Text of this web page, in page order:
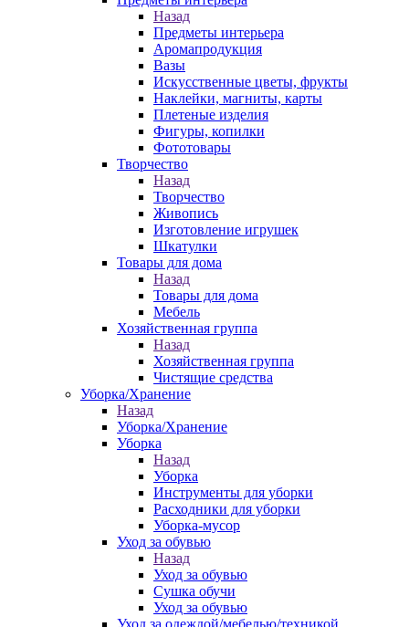
Назад
Предметы интерьера
Аромапродукция
Вазы
Искусственные цветы, фрукты
Наклейки, магниты, карты
Плетеные изделия
Фигуры, копилки
Фототовары
Творчество
Назад
Творчество
Живопись
Изготовление игрушек
Шкатулки
Товары для дома
Назад
Товары для дома
Мебель
Хозяйственная группа
Назад
Хозяйственная группа
Чистящие средства
Уборка/Хранение
Назад
Уборка/Хранение
Уборка
Назад
Уборка
Инструменты для уборки
Расходники для уборки
Уборка-мусор
Уход за обувью
Назад
Уход за обувью
Сушка обучи
Уход за обувью
Уход за одеждой/мебелью/техникой